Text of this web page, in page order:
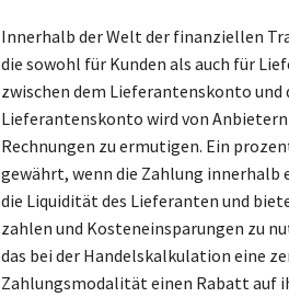
Innerhalb der Welt der finanziellen
die sowohl für Kunden als auch für
zwischen dem Lieferantenskonto und
Lieferantenskonto wird von
Rechnungen zu ermutigen. Ein
gewährt, wenn die Zahlung
die Liquidität des Lieferanten und
zahlen und Kosteneinsparungen zu
das bei der Handelskalkulation eine
Zahlungsmodalität einen Rabatt auf